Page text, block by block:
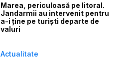
Marea, periculoasă pe litoral.
Jandarmii au intervenit pentru
a-i ține pe turiști departe de
valuri
Actualitate